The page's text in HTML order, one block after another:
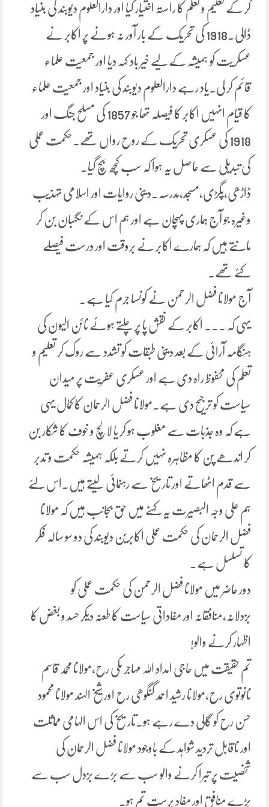
کر کے تعلیم و تعلم کا راستہ اختیار کیا اور دارالعلوم دیوبند کی بنیاد
ڈالی۔1918 کی تحریک کے بار آور نہ ہونے پر اکابر نے
عسکریت کو ہمیشہ کے لیے خیر باد کہہ دیا اور جمعیت علماء
قائم کر لی۔یاد رہے دارالعلوم دیوبند کی بنیاد اور جمعیت علماء
کا قیام انہیں اکابر کا فیصلہ تھا جو 1857 کی مسلح جنگ اور
1918 کی عسکری تحریک کے روح رواں تھے۔حکمت عملی
کی تبدیلی سے حاصل یہ ہوا کہ سب کچھ بچ گیا۔
ڈاڑھی،پگڑی،مسجد،مدرسہ۔دینی روایات اور اسلامی تہذیب
وغیرہ جو آج ہماری پہچان ہے اور ہم اس کے نگہبان بن کر
مانتے ہیں کہ ہمارے اکابر نے بروقت اور درست فیصلے
کئے تھے۔
آج مولانا فضل الرحمن نے کونسا جرم کیا ہے۔
یہی کہ ۔۔۔ اکابر کے نقش پا پر چلتے ہوئے نائن الیون کی
ہنگامہ آرائی کے بعد دینی طبقات کو تشدد سے روک کر تعلیم و
تعلم کی محفوظ راہ دی ہے اور عسکری عفریت پر میدان
سیاست کو ترجیح دی ہے۔مولانا فضل الرحمان کا کمال یہی
ہے کہ وہ جذبات سے مغلوب ہو کر یا لالچ و خوف کا شکار بن
کر اندھے پن کا مظاہرہ نہیں کرتے بلکہ ہمیشہ حکمت و تدبر
سے قدم اٹھاتے اور تاریخ سے رہنمائی لیتے ہیں۔اس لئے
ہم علی وجہ البصیرت یہ کہنے میں حق بجانب ہیں کہ مولانا
فضل الرحمان کی حکمت عملی اکابرین دیوبند کی دو سو سالہ فکر
کا تسلسل ہے۔
دور حاضر میں مولانا فضل الرحمن کی حکمت عملی کو
بزدلانہ،منافقانہ اور مفاداتی سیاست کا طعنہ دیکر حسد و بغض کا
اظہار کرنے والو!
تم حقیقت میں حاجی امداد اللہ مہاجر مکی رح،مولانا محمد قاسم
نانوتوی رح،مولانا رشید احمد گنگوھی رح اور شیخ الہند مولانا محمود
حسن رح کو گالی دے رہے ہو۔تاریخ کی اس الہامی مماثلت
اور ناقابل تردید شواہد کے باوجود مولانا فضل الرحمان کی
شخصیت پر تبرا کرنے والو سب سے بڑے بزدل سب سے
بڑے منافق اور مفاد پرست تم ہو۔